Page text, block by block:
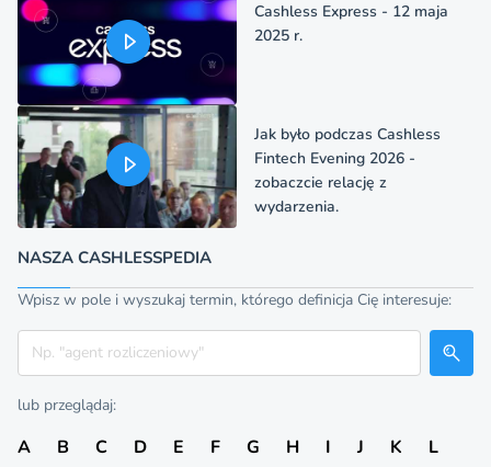
Cashless Express - 12 maja
2025 r.
Jak było podczas Cashless
Fintech Evening 2026 -
zobaczcie relację z
wydarzenia.
NASZA CASHLESSPEDIA
Wpisz w pole i wyszukaj termin, którego definicja Cię interesuje:
Szukaj
lub przeglądaj:
A B C D E F G H I J K
L